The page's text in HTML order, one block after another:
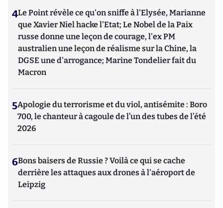
4Le Point révèle ce qu'on sniffe à l'Elysée, Marianne
que Xavier Niel hacke l'Etat; Le Nobel de la Paix
russe donne une leçon de courage, l'ex PM
australien une leçon de réalisme sur la Chine, la
DGSE une d'arrogance; Marine Tondelier fait du
Macron
5Apologie du terrorisme et du viol, antisémite : Boro
700, le chanteur à cagoule de l’un des tubes de l’été
2026
6Bons baisers de Russie ? Voilà ce qui se cache
derrière les attaques aux drones à l'aéroport de
Leipzig